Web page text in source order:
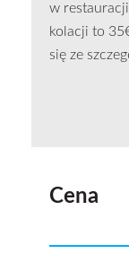
w
kolacji to
się ze
Cena